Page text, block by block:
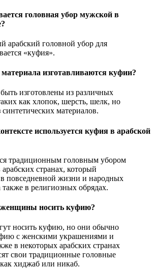
головная убор мужской в
арабский головной убор для
«куфия».
изготавливаются куфии?
изготовлены из различных
как хлопок, шерсть, шелк, но
синтетических материалов.
используется куфия в арабской
традиционным головным убором
странах, который
в повседневной жизни и народных
также в религиозных обрядах.
носить куфию?
носить куфию, но они обычно
с женскими украшениями и
в некоторых арабских странах
свои традиционные головные
хиджаб или никаб.